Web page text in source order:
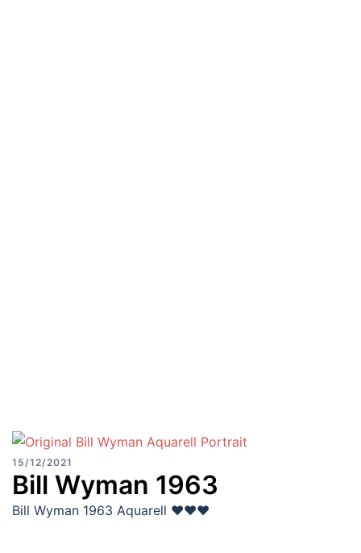
15/12/2021
Bill Wyman 1963
Bill Wyman 1963 Aquarell ♥♥♥